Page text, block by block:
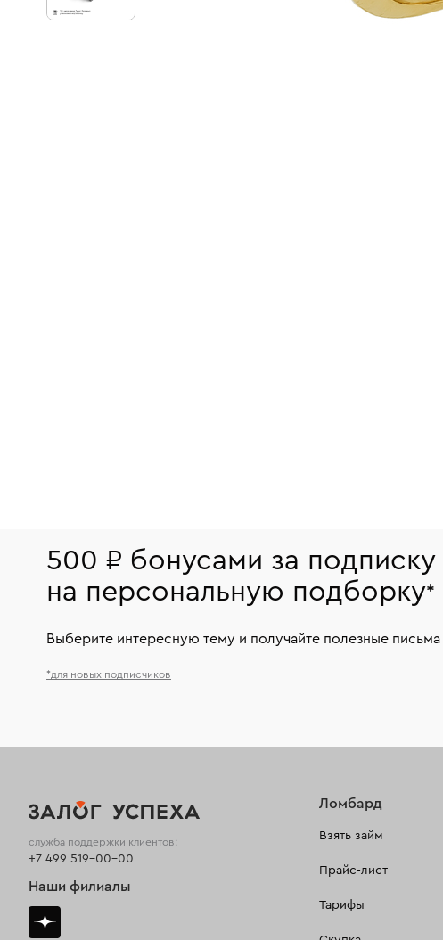
500 ₽ бонусами за подписку
на персональную подборку*
Выберите интересную тему и получайте полезные
*для новых подписчиков
Ломбард
Взять займ
Прайс-лист
Тарифы
служба поддержки клиентов:
+7 499 519-00-00
Наши филиалы